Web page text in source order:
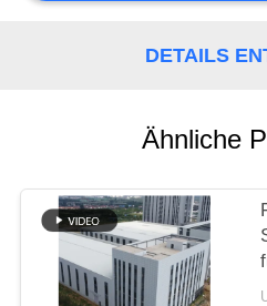
NACHRICHTEN
STÖRUNGS-
LÖSUNG
DETAILS
Ähnliche